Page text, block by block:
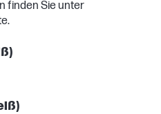
finden Sie unter